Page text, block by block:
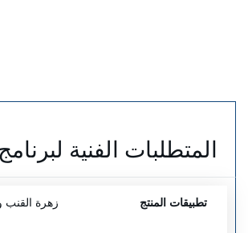
المتطلبات الفنية لبرنامج APEX 7
تطبيقات المنتج زهرة القنب